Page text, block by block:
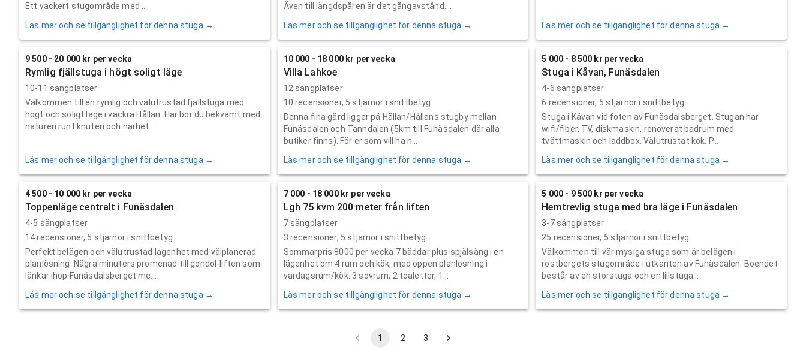
Ett vackert stugområde med ...
Läs mer och se tillgänglighet för denna stuga →
Även till längdspåren är det gångavstånd....
Läs mer och se tillgänglighet för denna stuga →
Läs mer och se tillgänglighet för denna stuga →
9 500 - 20 000 kr per vecka
Rymlig fjällstuga i högt soligt läge
10-11 sängplatser
Välkommen till en rymlig och välutrustad fjällstuga med
högt och soligt läge i vackra Hållan. Här bor du bekvämt med
naturen runt knuten och närhet...
Läs mer och se tillgänglighet för denna stuga →
10 000 - 18 000 kr per vecka
Villa Lahkoe
12 sängplatser
10 recensioner, 5 stjärnor i snittbetyg
Denna fina gård ligger på Hållan/Hållans stugby mellan
Funäsdalen och Tänndalen (5km till Funäsdalen där alla
butiker finns). För er som vill ha n...
Läs mer och se tillgänglighet för denna stuga →
5 000 - 8 500 kr per vecka
Stuga i Kåvan, Funäsdalen
4-6 sängplatser
6 recensioner, 5 stjärnor i snittbetyg
Stuga i Kåvan vid foten av Funäsdalsberget. Stugan har
wifi/fiber, TV, diskmaskin, renoverat badrum med
tvättmaskin och laddbox. Välutrustat kök. P...
Läs mer och se tillgänglighet för denna stuga →
4 500 - 10 000 kr per vecka
Toppenläge centralt i Funäsdalen
4-5 sängplatser
14recensioner, 5 stjärnor i snittbetyg
Perfekt belägen och välutrustad lägenhet med välplanerad
planlösning. Några minuters promenad till gondol-liften som
länkar ihop Funäsdalsberget me...
Läs mer och se tillgänglighet för denna stuga →
7 000 - 18 000 kr per vecka
Lgh 75 kvm 200 meter från liften
7 sängplatser
3 recensioner, 5 stjärnor i snittbetyg
Sommarpris 8000 per vecka 7 bäddar plus spjälsäng i en
lägenhet om 4 rum och kök, med öppen planlösning i
vardagsrum/kök. 3 sovrum, 2 toaletter, 1...
Läs mer och se tillgänglighet för denna stuga →
5 000 - 9 500 kr per vecka
Hemtrevlig stuga med bra läge i Funäsdalen
3-7 sängplatser
25 recensioner, 5 stjärnor i snittbetyg
Välkommen till vår mysiga stuga som är belägen i
röstbergets stugområde i utkanten av Funäsdalen. Boendet
består av en storstuga och en lillstuga....
Läs mer och se tillgänglighet för denna stuga →
1 2 3